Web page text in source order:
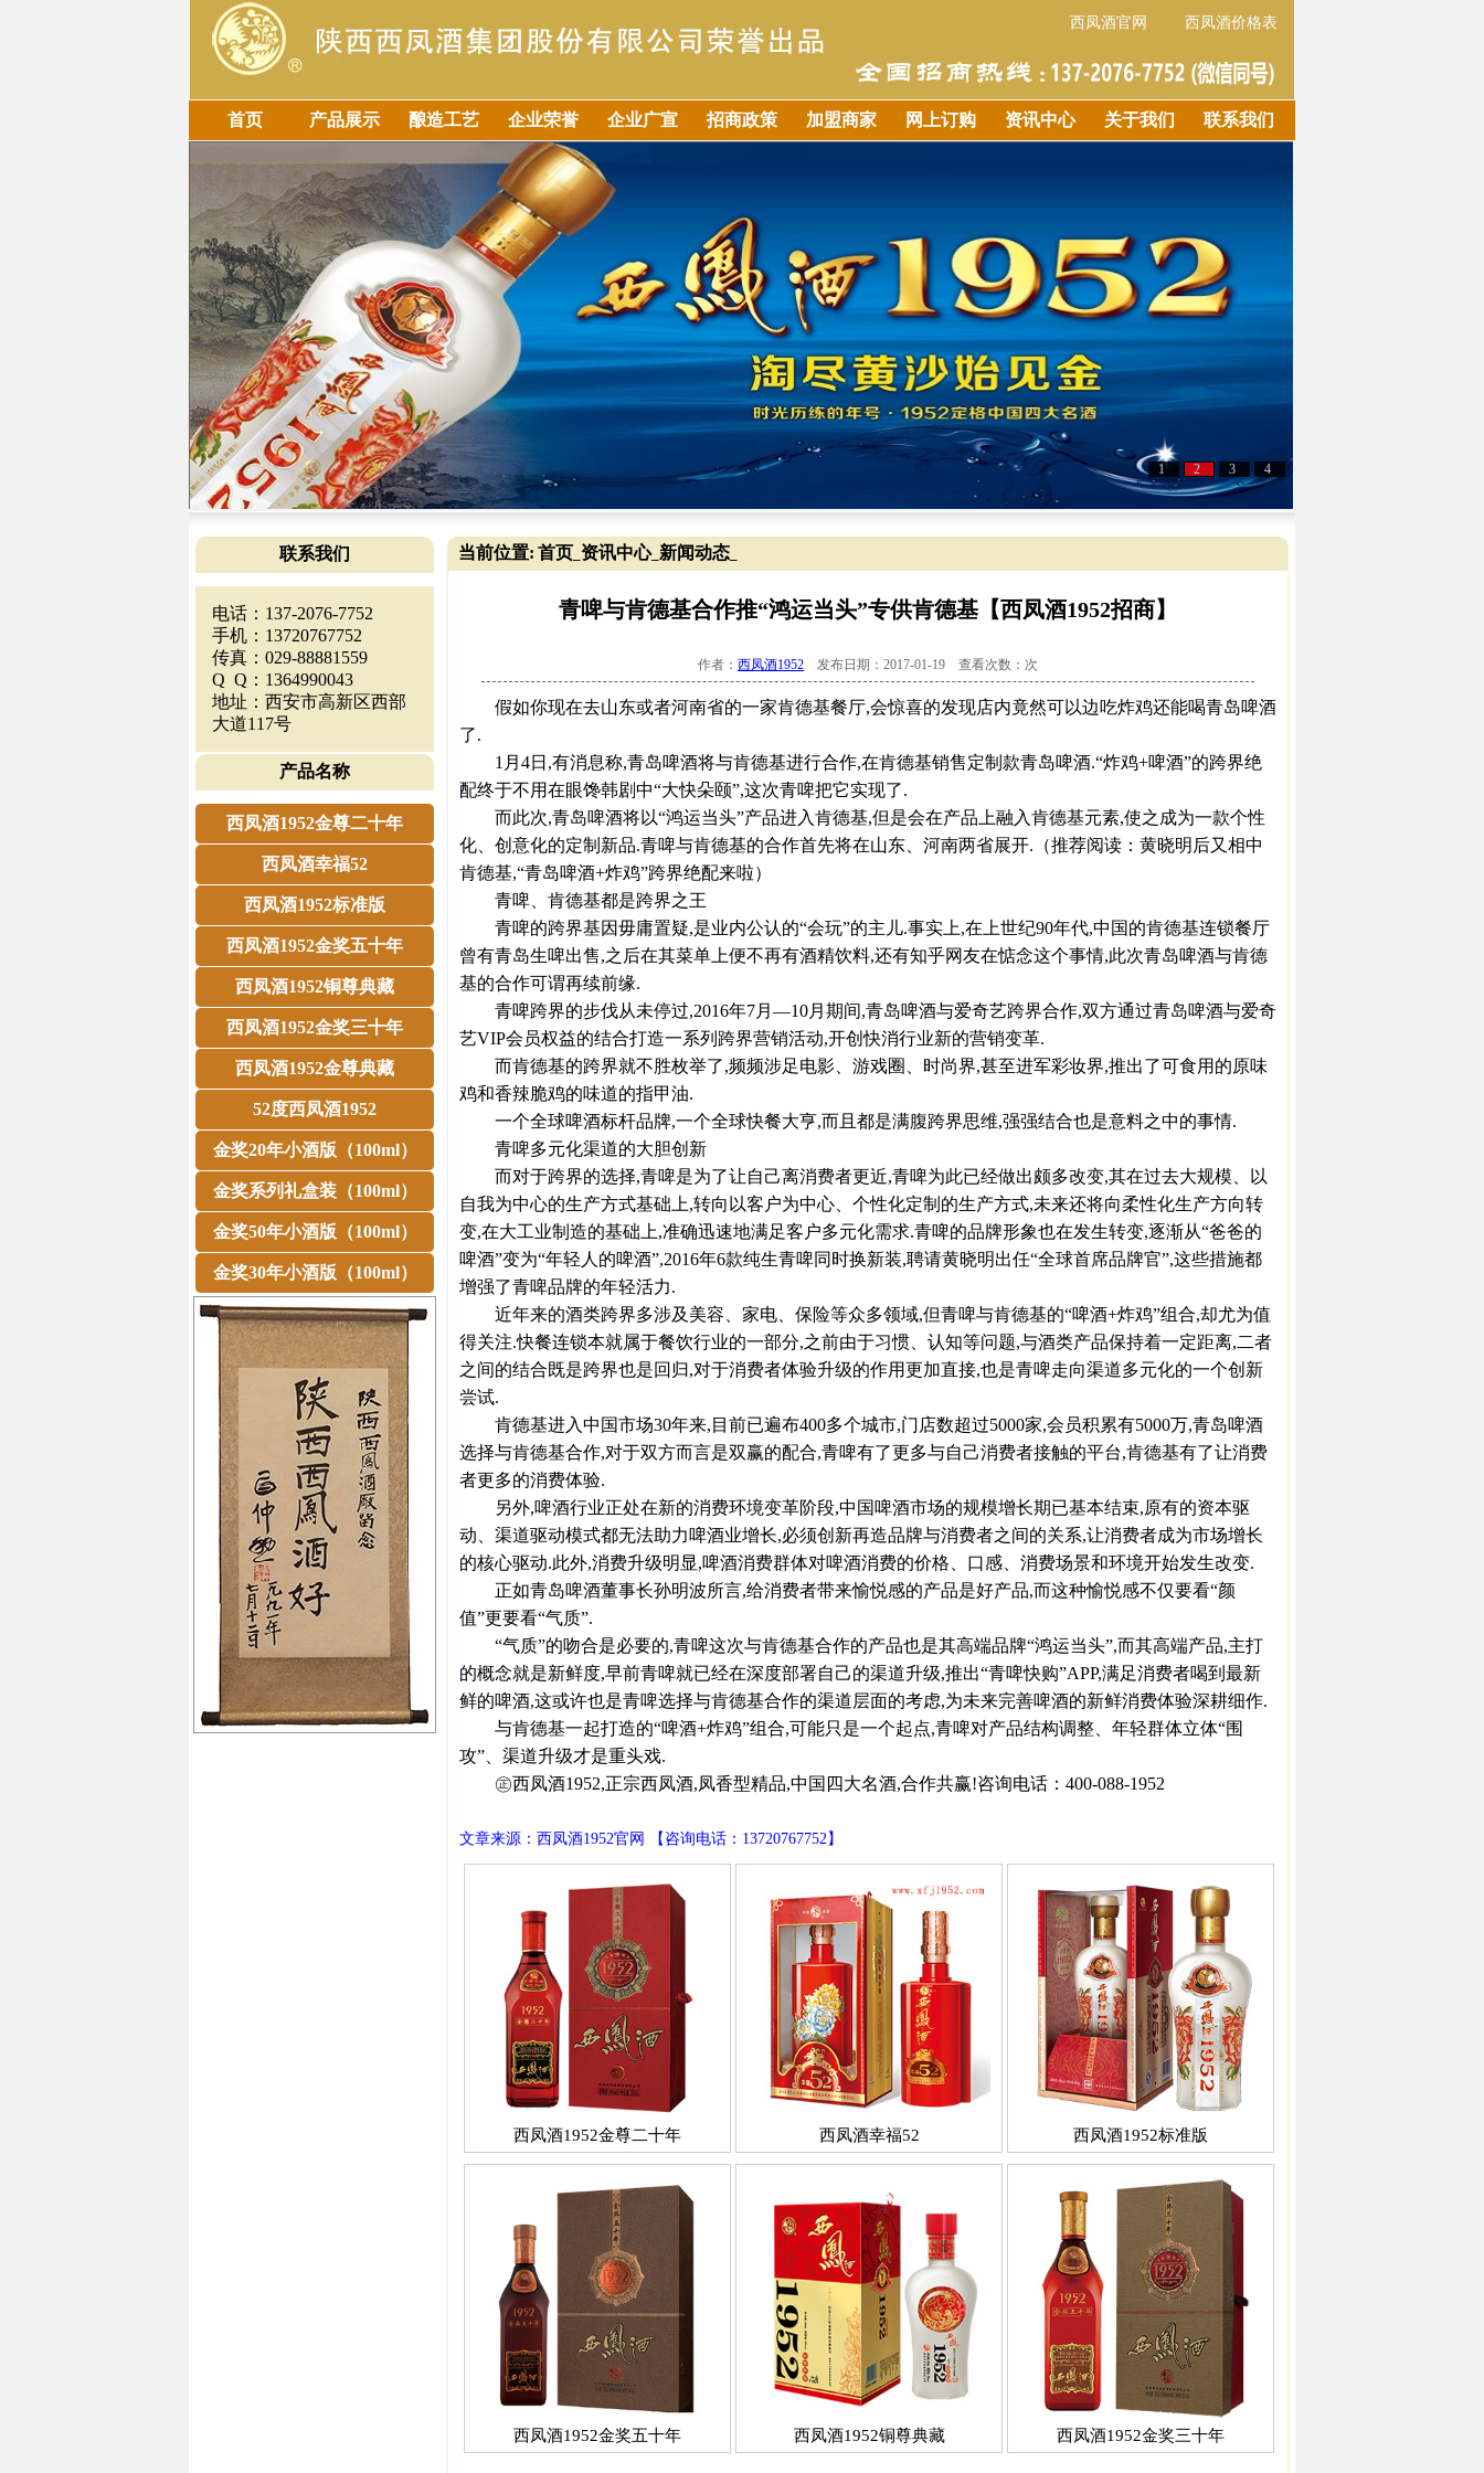
西凤酒官网 西凤酒价格表
首页 产品展示 酿造工艺 企业荣誉 企业广宣 招商政策 加盟商家 网上订购 资讯中心 关于我们 联系我们
1 2 3 4
联系我们
电话：137-2076-7752
手机：13720767752
传真：029-88881559
Q Q：1364990043
地址：西安市高新区西部
大道117号
产品名称
西凤酒1952金尊二十年
西凤酒幸福52
西凤酒1952标准版
西凤酒1952金奖五十年
西凤酒1952铜尊典藏
西凤酒1952金奖三十年
西凤酒1952金尊典藏
52度西凤酒1952
金奖20年小酒版（100ml）
金奖系列礼盒装（100ml）
金奖50年小酒版（100ml）
金奖30年小酒版（100ml）
当前位置: 首页 资讯中心_ 新闻动态
青啤与肯德基合作推“鸿运当头”专供肯德基【西凤酒1952招商】
作者： 西凤酒1952 发布日期：2017-01-19 查看次数： 次
假如你现在去山东或者河南省的一家肯德基餐厅,会惊喜的发现店内竟然可以边吃炸鸡还能喝青岛啤酒
了.
1月4日,有消息称,青岛啤酒将与肯德基进行合作,在肯德基销售定制款青岛啤酒.“炸鸡+啤酒”的跨界绝
配终于不用在眼馋韩剧中“大快朵颐”,这次青啤把它实现了.
而此次,青岛啤酒将以“鸿运当头”产品进入肯德基,但是会在产品上融入肯德基元素,使之成为一款个性
化、创意化的定制新品.青啤与肯德基的合作首先将在山东、河南两省展开.（推荐阅读：黄晓明后又相中
肯德基,“青岛啤酒+炸鸡”跨界绝配来啦）
青啤、肯德基都是跨界之王
青啤的跨界基因毋庸置疑,是业内公认的“会玩”的主儿.事实上,在上世纪90年代,中国的肯德基连锁餐厅
曾有青岛生啤出售,之后在其菜单上便不再有酒精饮料,还有知乎网友在惦念这个事情,此次青岛啤酒与肯德
基的合作可谓再续前缘.
青啤跨界的步伐从未停过,2016年7月—10月期间,青岛啤酒与爱奇艺跨界合作,双方通过青岛啤酒与爱奇
艺VIP会员权益的结合打造一系列跨界营销活动,开创快消行业新的营销变革.
而肯德基的跨界就不胜枚举了,频频涉足电影、游戏圈、时尚界,甚至进军彩妆界,推出了可食用的原味
鸡和香辣脆鸡的味道的指甲油.
一个全球啤酒标杆品牌,一个全球快餐大亨,而且都是满腹跨界思维,强强结合也是意料之中的事情.
青啤多元化渠道的大胆创新
而对于跨界的选择,青啤是为了让自己离消费者更近,青啤为此已经做出颇多改变,其在过去大规模、以
自我为中心的生产方式基础上,转向以客户为中心、个性化定制的生产方式,未来还将向柔性化生产方向转
变,在大工业制造的基础上,准确迅速地满足客户多元化需求.青啤的品牌形象也在发生转变,逐渐从“爸爸的
啤酒”变为“年轻人的啤酒”,2016年6款纯生青啤同时换新装,聘请黄晓明出任“全球首席品牌官”,这些措施都
增强了青啤品牌的年轻活力.
近年来的酒类跨界多涉及美容、家电、保险等众多领域,但青啤与肯德基的“啤酒+炸鸡”组合,却尤为值
得关注.快餐连锁本就属于餐饮行业的一部分,之前由于习惯、认知等问题,与酒类产品保持着一定距离,二者
之间的结合既是跨界也是回归,对于消费者体验升级的作用更加直接,也是青啤走向渠道多元化的一个创新
尝试.
肯德基进入中国市场30年来,目前已遍布400多个城市,门店数超过5000家,会员积累有5000万,青岛啤酒
选择与肯德基合作,对于双方而言是双赢的配合,青啤有了更多与自己消费者接触的平台,肯德基有了让消费
者更多的消费体验.
另外,啤酒行业正处在新的消费环境变革阶段,中国啤酒市场的规模增长期已基本结束,原有的资本驱
动、渠道驱动模式都无法助力啤酒业增长,必须创新再造品牌与消费者之间的关系,让消费者成为市场增长
的核心驱动.此外,消费升级明显,啤酒消费群体对啤酒消费的价格、口感、消费场景和环境开始发生改变.
正如青岛啤酒董事长孙明波所言,给消费者带来愉悦感的产品是好产品,而这种愉悦感不仅要看“颜
值”更要看“气质”.
“气质”的吻合是必要的,青啤这次与肯德基合作的产品也是其高端品牌“鸿运当头”,而其高端产品,主打
的概念就是新鲜度,早前青啤就已经在深度部署自己的渠道升级,推出“青啤快购”APP,满足消费者喝到最新
鲜的啤酒,这或许也是青啤选择与肯德基合作的渠道层面的考虑,为未来完善啤酒的新鲜消费体验深耕细作.
与肯德基一起打造的“啤酒+炸鸡”组合,可能只是一个起点,青啤对产品结构调整、年轻群体立体“围
攻”、渠道升级才是重头戏.
㊣西凤酒1952,正宗西凤酒,凤香型精品,中国四大名酒,合作共赢!咨询电话：400-088-1952
文章来源：西凤酒1952官网 【咨询电话：13720767752】
西凤酒1952金尊二十年 西凤酒幸福52 西凤酒1952标准版
西凤酒1952金奖五十年 西凤酒1952铜尊典藏 西凤酒1952金奖三十年